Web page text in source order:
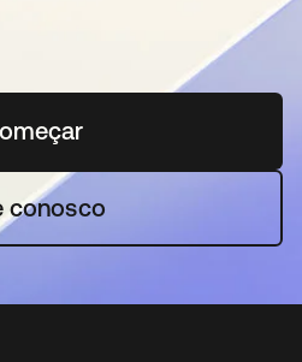
abre em uma nova guia
conosco